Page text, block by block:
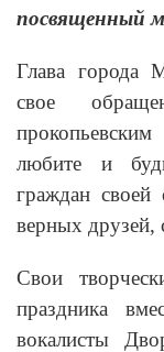
посвященный
Глава города
свое
любите и
граждан
верных друзей,
Свои
праздника
вокалисты